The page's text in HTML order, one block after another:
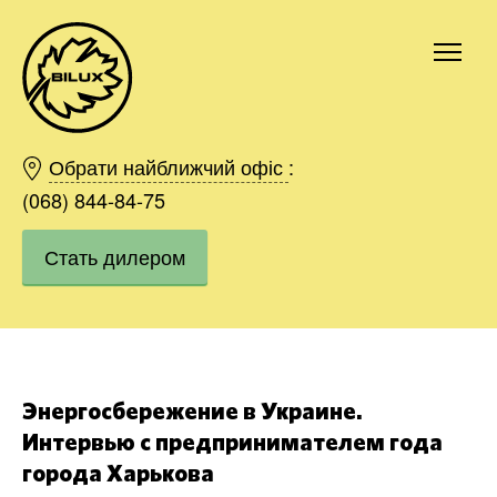
Обрати найближчий офіс :
(068) 844-84-75
Стать дилером
Энергосбережение в Украине.
Интервью с предпринимателем года
города Харькова
Киев
Харьков
Одесса
Днепр
Ивано-Франковск
Область
Заказать